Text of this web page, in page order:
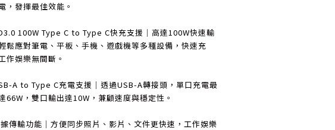
，發揮最佳效能。
100W Type C to Type C快充支援｜高達100W快速輸
鬆應對筆電、平板、手機、遊戲機等多種設備，快速充
作娛樂無間斷。
A to Type C充電支援｜透過USB-A轉接頭，單口充電最
66W，雙口輸出達10W，兼顧速度與穩定性。
傳輸功能｜方便同步照片、影片、文件更快速，工作娛樂